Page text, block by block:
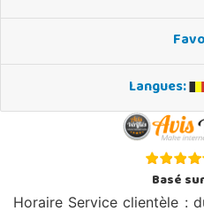
Langues:
Basé sur
Horaire Service clientèle :